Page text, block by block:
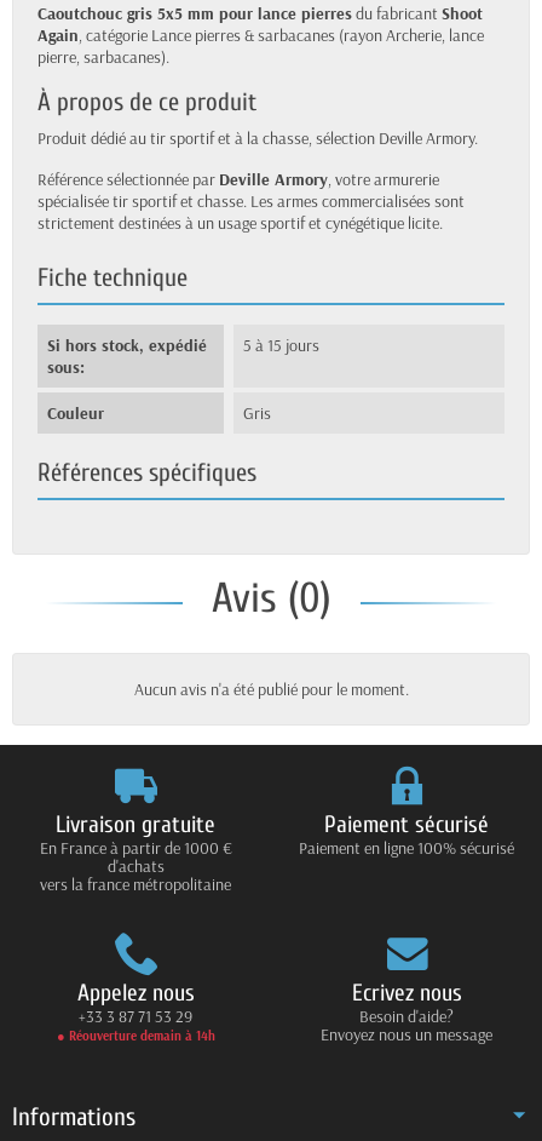
Caoutchouc gris 5x5 mm pour lance pierresdu fabricant Shoot
Again, catégorie Lance pierres & sarbacanes (rayon Archerie, lance
pierre, sarbacanes).
À propos de ce produit
Produit dédié au tir sportif et à la chasse, sélection Deville Armory.
Référence sélectionnée par Deville Armory, votre armurerie
spécialisée tir sportif et chasse. Les armes commercialisées sont
strictement destinées à un usage sportif et cynégétique licite.
Fiche technique
Si hors stock, expédié
sous:
5 à 15 jours
Couleur Gris
Références spécifiques
Avis (0)
Aucun avis n'a été publié pour le moment.
Livraison gratuite
En France à partir de 1000 €
d'achats
vers la france métropolitaine
Paiement sécurisé
Paiement en ligne 100% sécurisé
Appelez nous
+33 3 87 71 53 29
● Réouverture demain à 14h
Ecrivez nous
Besoin d'aide?
Envoyez nous un message
Informations